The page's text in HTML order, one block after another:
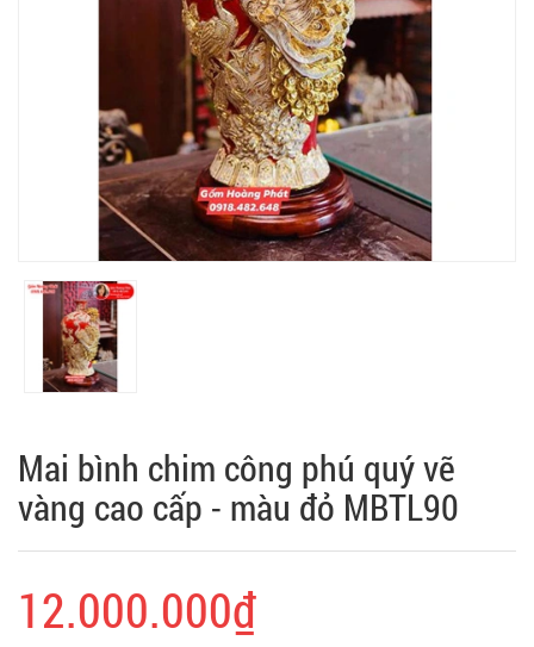
Mai bình chim công phú quý vẽ
vàng cao cấp - màu đỏ MBTL90
12.000.000₫